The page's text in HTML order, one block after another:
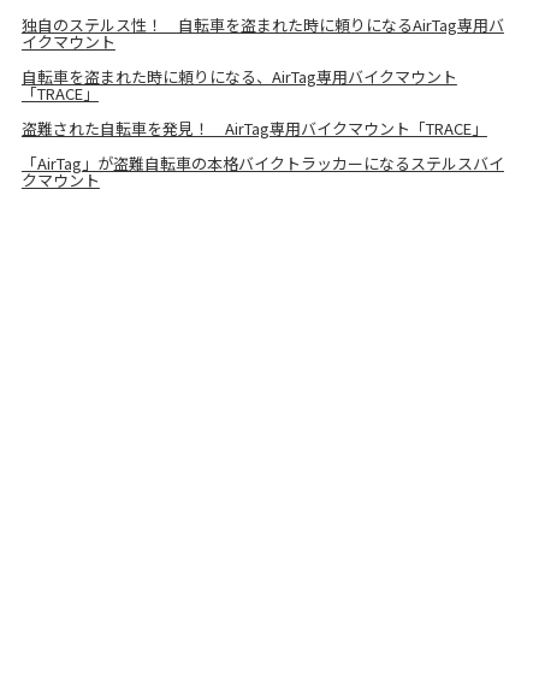
独自のステルス性！ 自転車を盗まれた時に頼りになるAirTag専用バ
イクマウント
自転車を盗まれた時に頼りになる、AirTag専用バイクマウント
「TRACE」
盗難された自転車を発見！ AirTag専用バイクマウント「TRACE」
「AirTag」が盗難自転車の本格バイクトラッカーになるステルスバイ
クマウント